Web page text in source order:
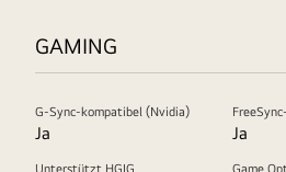
GAMING
G-Sync-kompatibel (Nvidia)
Ja Ja